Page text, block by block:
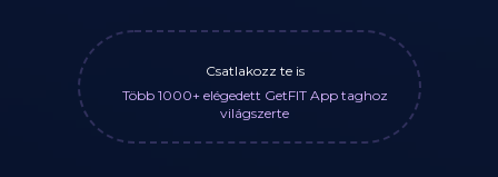
Csatlakozz te is
Több 1000+ elégedett GetFIT App taghoz
világszerte